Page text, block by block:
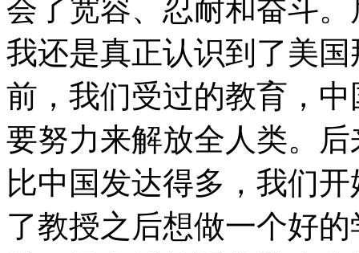
会了宽容、忍耐和奋斗
我还是真正认识到了美
前，我们受过的教育，
要努力来解放全人类。
比中国发达得多，我们
了教授之后想做一个好